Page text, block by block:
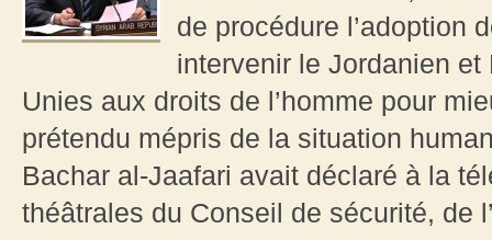
de procédure l’adoption
intervenir le Jordanien
Unies aux droits de l’homme pour
prétendu mépris de la situation
Bachar al-Jaafari avait déclaré à la
théâtrales du Conseil de sécurité, de